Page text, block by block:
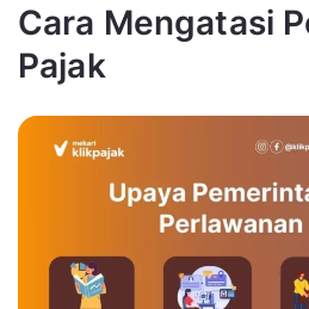
Cara Mengatasi
Pajak